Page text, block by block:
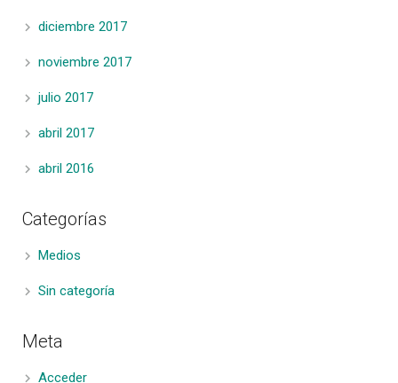
diciembre 2017
noviembre 2017
julio 2017
abril 2017
abril 2016
Categorías
Medios
Sin categoría
Meta
Acceder